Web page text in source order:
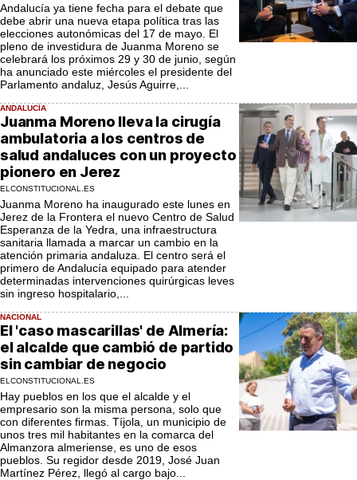
Andalucía ya tiene fecha para el debate que
debe abrir una nueva etapa política tras las
elecciones autonómicas del 17 de mayo. El
pleno de investidura de Juanma Moreno se
celebrará los próximos 29 y 30 de junio, según
ha anunciado este miércoles el presidente del
Parlamento andaluz, Jesús Aguirre,...
ANDALUCÍA
Juanma Moreno lleva la cirugía
ambulatoria a los centros de
salud andaluces con un proyecto
pionero en Jerez
ELCONSTITUCIONAL.ES
Juanma Moreno ha inaugurado este lunes en
Jerez de la Frontera el nuevo Centro de Salud
Esperanza de la Yedra, una infraestructura
sanitaria llamada a marcar un cambio en la
atención primaria andaluza. El centro será el
primero de Andalucía equipado para atender
determinadas intervenciones quirúrgicas leves
sin ingreso hospitalario,...
NACIONAL
El 'caso mascarillas' de Almería:
el alcalde que cambió de partido
sin cambiar de negocio
ELCONSTITUCIONAL.ES
Hay pueblos en los que el alcalde y el
empresario son la misma persona, solo que
con diferentes firmas. Tíjola, un municipio de
unos tres mil habitantes en la comarca del
Almanzora almeriense, es uno de esos
pueblos. Su regidor desde 2019, José Juan
Martínez Pérez, llegó al cargo bajo...